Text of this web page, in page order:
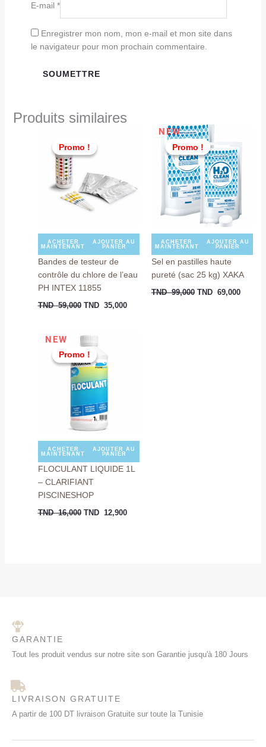
E-mail *
Enregistrer mon nom, mon e-mail et mon site dans
le navigateur pour mon prochain commentaire.
Produits similaires
Promo !
Promo !
ACHETER
MAINTENANT
AJOUTER AU
PANIER
Bandes de testeur de
contrôle du chlore de l’eau
PH INTEX 11855
TND59,000
initial
était :
59,000.
TND 35,000
Promo !
NEW
Promo !
ACHETER
MAINTENANT
AJOUTER AU
PANIER
Sel en pastilles haute
pureté (sac 25 kg) XAKA
TND99,000
Le
prix
initial
était :
TND
99,000.
TND 69,000
Promo !
NEW
Promo !
ACHETER
MAINTENANT
AJOUTER AU
PANIER
FLOCULANT LIQUIDE 1L
– CLARIFIANT
PISCINESHOP
TND16,000
Le
prix
initial
était :
TND
16,000.
TND 12,900
GARANTIE
Tout les produit vendus sur notre site son Garantie jusqu'à 180 Jours
LIVRAISON GRATUITE
A partir de 100 DT livraison Gratuite sur toute la Tunisie